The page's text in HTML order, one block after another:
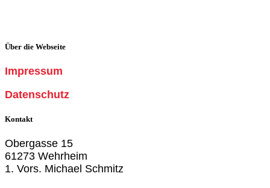
Über die Webseite
Impressum
Datenschutz
Kontakt
Obergasse 15
61273 Wehrheim
1. Vors. Michael Schmitz